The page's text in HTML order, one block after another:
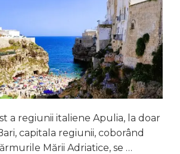
a regiunii italiene Apulia, la doar
capitala regiunii, coborând
Mării Adriatice, se …